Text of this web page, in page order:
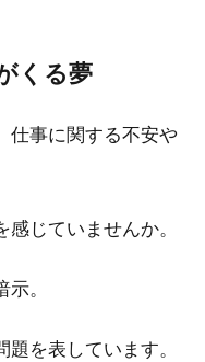
くる夢
仕事に関する不安や
じていませんか。
示。
を表しています。